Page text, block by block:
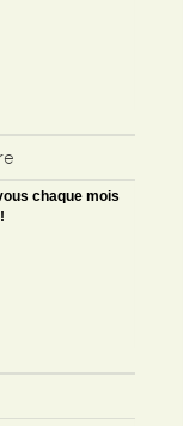
chaque mois